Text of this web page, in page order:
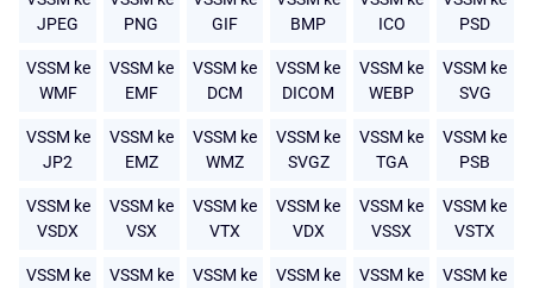
JPEG
PNG
GIF
BMP
ICO
PSD
VSSM ke
WMF
VSSM ke
EMF
VSSM ke
DCM
VSSM ke
DICOM
VSSM ke
WEBP
VSSM ke
SVG
VSSM ke
JP2
VSSM ke
EMZ
VSSM ke
WMZ
VSSM ke
SVGZ
VSSM ke
TGA
VSSM ke
PSB
VSSM ke
VSDX
VSSM ke
VSX
VSSM ke
VTX
VSSM ke
VDX
VSSM ke
VSSX
VSSM ke
VSTX
VSSM ke
VSSM ke
VSSM ke
VSSM ke
VSSM ke
VSSM ke